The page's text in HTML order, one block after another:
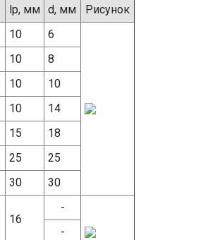
lр, мм d, мм
Рисунок
10
6
10
8
10
10
10
14
15
18
25
25
30
30
16
-
-